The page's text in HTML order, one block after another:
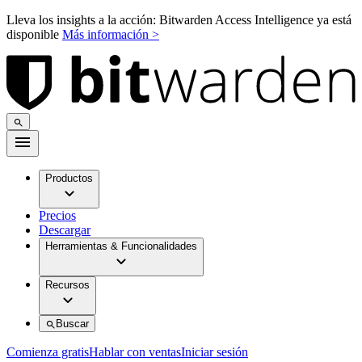
Lleva los insights a la acción: Bitwarden Access Intelligence ya está
disponible Más información >
Productos
Precios
Descargar
Herramientas & Funcionalidades
Recursos
Buscar
Comienza gratisHablar con ventasIniciar sesión